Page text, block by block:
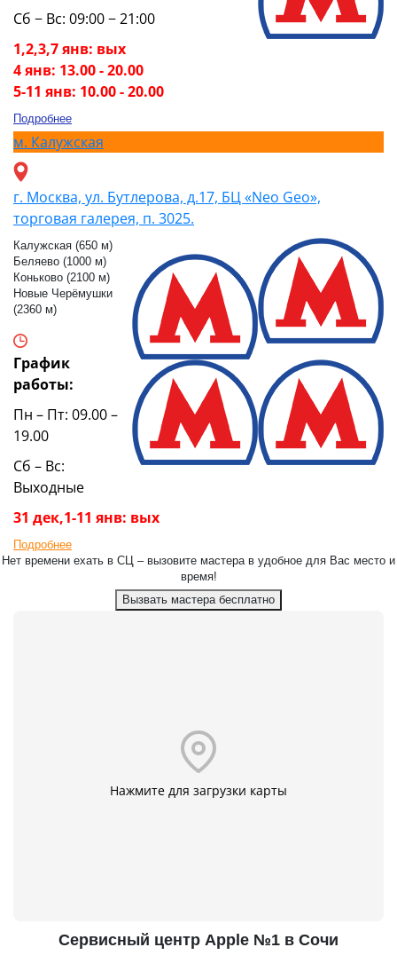
Сб − Вс: 09:00 − 21:00
1,2,3,7 янв: вых
4 янв: 13.00 - 20.00
5-11 янв: 10.00 - 20.00
Подробнее
м. Калужская
г. Москва, ул. Бутлерова, д.17, БЦ «Neo Geo»,
торговая галерея, п. 3025.
Калужская (650 м)
Беляево (1000 м)
Коньково (2100 м)
Новые Черёмушки
(2360 м)
График
работы:
Пн – Пт: 09.00 –
19.00
Сб – Вс:
Выходные
31 дек,1-11 янв: вых
Подробнее
Нет времени ехать в СЦ – вызовите мастера в удобное для Вас место и
время!
Вызвать мастера бесплатно
Нажмите для загрузки карты
Сервисный центр Apple №1 в Сочи